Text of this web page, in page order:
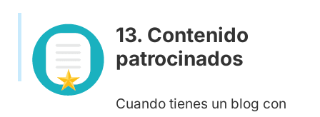
13. Contenido
patrocinados
Cuando tienes un blog con